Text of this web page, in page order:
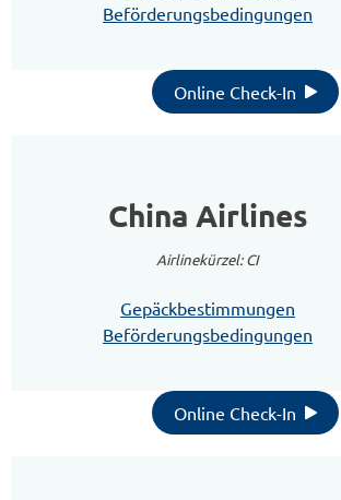
Beförderungsbedingungen
Online Check-In
China Airlines
Airlinekürzel: CI
Gepäckbestimmungen
Beförderungsbedingungen
Online Check-In